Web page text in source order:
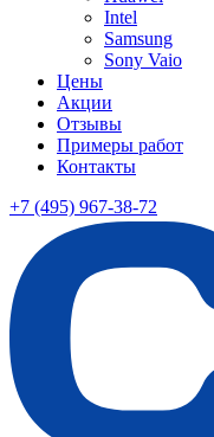
Intel
Samsung
Sony Vaio
Цены
Акции
Отзывы
Примеры работ
Контакты
+7 (495) 967-38-72